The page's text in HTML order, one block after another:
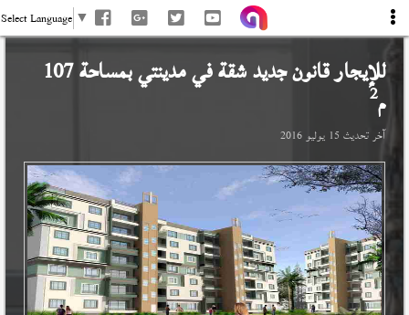
Select Language ▼
للإيجار قانون جديد شقة فيمدينتي بمساحة 107
م2
آخر تحديث 15 يوليو 2016